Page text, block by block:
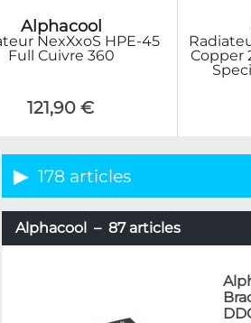
Alphacool
NexXxoS HPE-45
Full Cuivre 360
121,90 €
Copper
178 articles
Alphacool – 87 articles